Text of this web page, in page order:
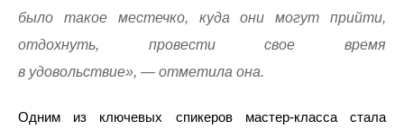
было такое местечко, куда они могут прийти,
отдохнуть, провести свое время
в удовольствие», — отметила она.
Одним из ключевых спикеров мастер-класса стала